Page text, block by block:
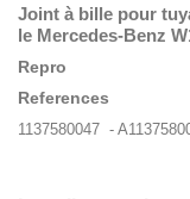
Joint à bille pour
le Mercedes-Benz
Repro
References
1137580047 -